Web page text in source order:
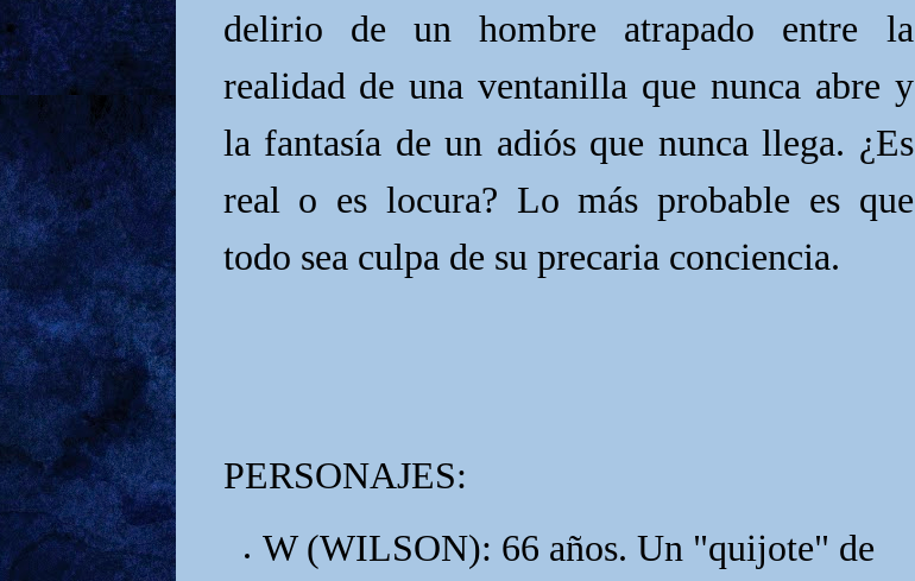
delirio de un hombre atrapado entre la
realidad de una ventanilla que nunca abre y
la fantasía de un adiós que nunca llega. ¿Es
real o es locura? Lo más probable es que
todo sea culpa de su precaria conciencia.
PERSONAJES:
W (WILSON): 66 años. Un "quijote" de